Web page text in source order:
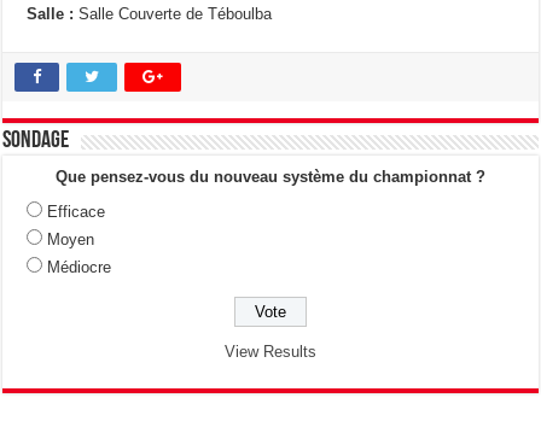
Salle :Salle Couverte de Téboulba
Sondage
Que pensez-vous du nouveau système du championnat ?
Efficace
Moyen
Médiocre
View Results